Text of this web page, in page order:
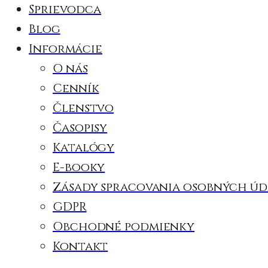
Sprievodca
Blog
Informácie
O nás
Cenník
Členstvo
Časopisy
Katalógy
E-booky
Zásady spracovania osobných
GDPR
Obchodné podmienky
Kontakt